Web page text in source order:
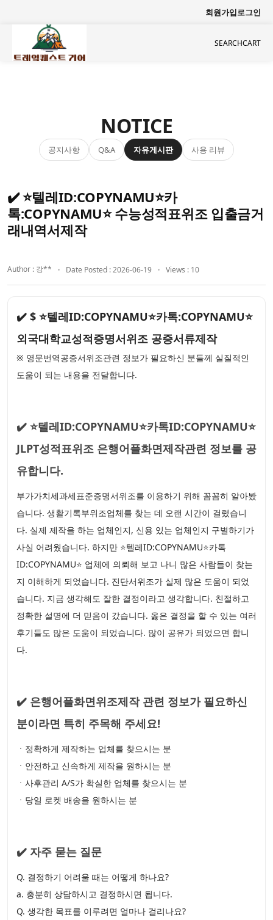
회원가입로그인
SEARCHCART
NOTICE
공지사항 Q&A 자유게시판 사용 리뷰
✔️ ⭐텔레ID:COPYNAMU⭐카
톡:COPYNAMU⭐ 수능성적표위조 입출금거
래내역서제작
Author : 강** Date Posted : 2026-06-19 Views : 10
✔️ $ ⭐텔레ID:COPYNAMU⭐카톡:COPYNAMU⭐
외국대학교성적증명서위조 공증서류제작
※ 영문번역공증서위조관련 정보가 필요하신 분들께 실질적인
도움이 되는 내용을 전달합니다.
✔️ ⭐텔레ID:COPYNAMU⭐카톡ID:COPYNAMU⭐
JLPT성적표위조 은행어플화면제작관련 정보를 공
유합니다.
부가가치세과세표준증명서위조를 이용하기 위해 꼼꼼히 알아봤
습니다. 생활기록부위조업체를 찾는 데 오랜 시간이 걸렸습니
다. 실제 제작을 하는 업체인지, 신용 있는 업체인지 구별하기가
사실 어려웠습니다. 하지만 ⭐텔레ID:COPYNAMU⭐카톡
ID:COPYNAMU⭐ 업체에 의뢰해 보고 나니 많은 사람들이 찾는
지 이해하게 되었습니다. 진단서위조가 실제 많은 도움이 되었
습니다. 지금 생각해도 잘한 결정이라고 생각합니다. 친절하고
정확한 설명에 더 믿음이 갔습니다. 옳은 결정을 할 수 있는 여러
후기들도 많은 도움이 되었습니다. 많이 공유가 되었으면 합니
다.
✔️ 은행어플화면위조제작 관련 정보가 필요하신
분이라면 특히 주목해 주세요!
ㆍ정확하게 제작하는 업체를 찾으시는 분
ㆍ안전하고 신속하게 제작을 원하시는 분
ㆍ사후관리 A/S가 확실한 업체를 찾으시는 분
ㆍ당일 로켓 배송을 원하시는 분
✔️ 자주 묻는 질문
Q. 결정하기 어려울 때는 어떻게 하나요?
a. 충분히 상담하시고 결정하시면 됩니다.
Q. 생각한 목표를 이루려면 얼마나 걸리나요?